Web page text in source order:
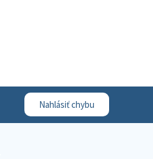
Nahlásiť chybu